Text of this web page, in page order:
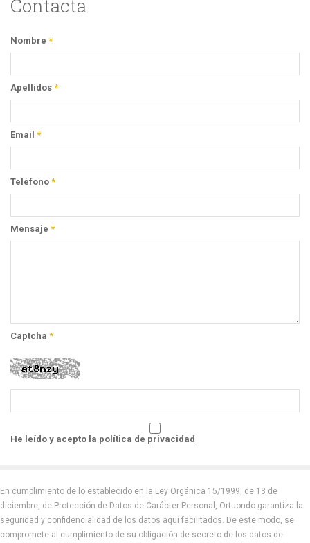
Contacta
Nombre *
Apellidos *
Email *
Teléfono *
Mensaje *
Captcha *
He leído y acepto la política de privacidad
En cumplimiento de lo establecido en la Ley Orgánica 15/1999, de 13 de
diciembre, de Protección de Datos de Carácter Personal, Ortuondo garantiza la
seguridad y confidencialidad de los datos aquí facilitados. De este modo, se
compromete al cumplimiento de su obligación de secreto de los datos de